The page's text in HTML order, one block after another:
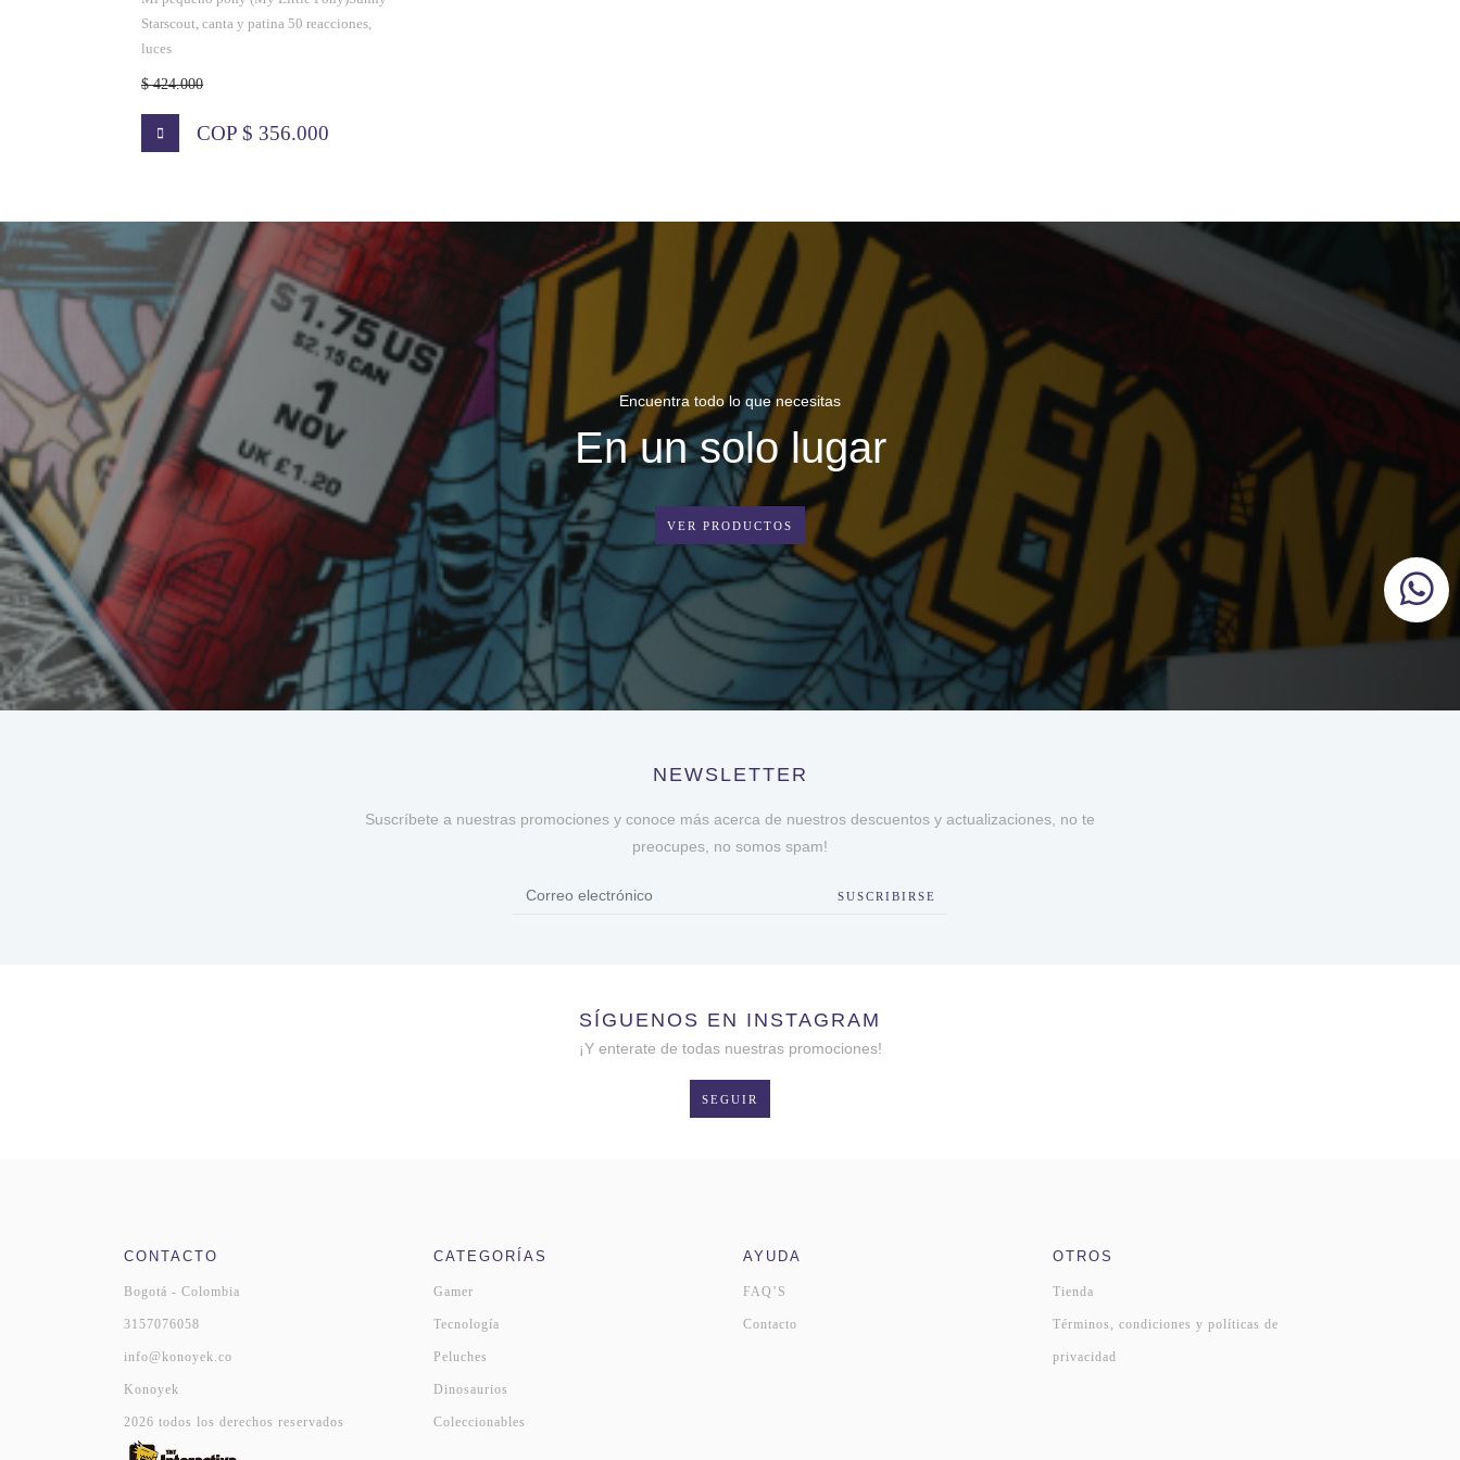
Starscout, canta y patina 50 reacciones,
luces
$ 424.000
COP $ 356.000
Encuentra todo lo que necesitas
En un solo lugar
VER PRODUCTOS
NEWSLETTER
Suscríbete a nuestras promociones y conoce más acerca de nuestros descuentos y actualizaciones, no te
preocupes, no somos spam!
SUSCRIBIRSE
SÍGUENOS EN INSTAGRAM
¡Y enterate de todas nuestras promociones!
SEGUIR
CONTACTO
Bogotá - Colombia
3157076058
info@konoyek.co
Konoyek
2026 todos los derechos reservados
CATEGORÍAS
Gamer
Tecnología
Peluches
Dinosaurios
Coleccionables
AYUDA
FAQ’S
Contacto
OTROS
Tienda
Términos, condiciones y políticas de
privacidad